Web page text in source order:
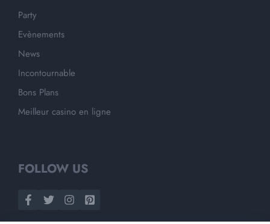
Party
Evènements
News
Incontournable
Bons Plans
Meilleur casino en ligne
FOLLOW US